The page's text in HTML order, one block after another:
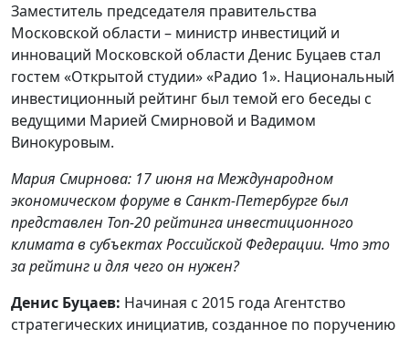
Заместитель председателя правительства
Московской области – министр инвестиций и
инноваций Московской области Денис Буцаев стал
гостем «Открытой студии» «Радио 1». Национальный
инвестиционный рейтинг был темой его беседы с
ведущими Марией Смирновой и Вадимом
Винокуровым.
Мария Смирнова: 17 июня на Международном
экономическом форуме в Санкт-Петербурге был
представлен Топ-20 рейтинга инвестиционного
климата в субъектах Российской Федерации. Что это
за рейтинг и для чего он нужен?
Денис Буцаев: Начиная с 2015 года Агентство
стратегических инициатив, созданное по поручению